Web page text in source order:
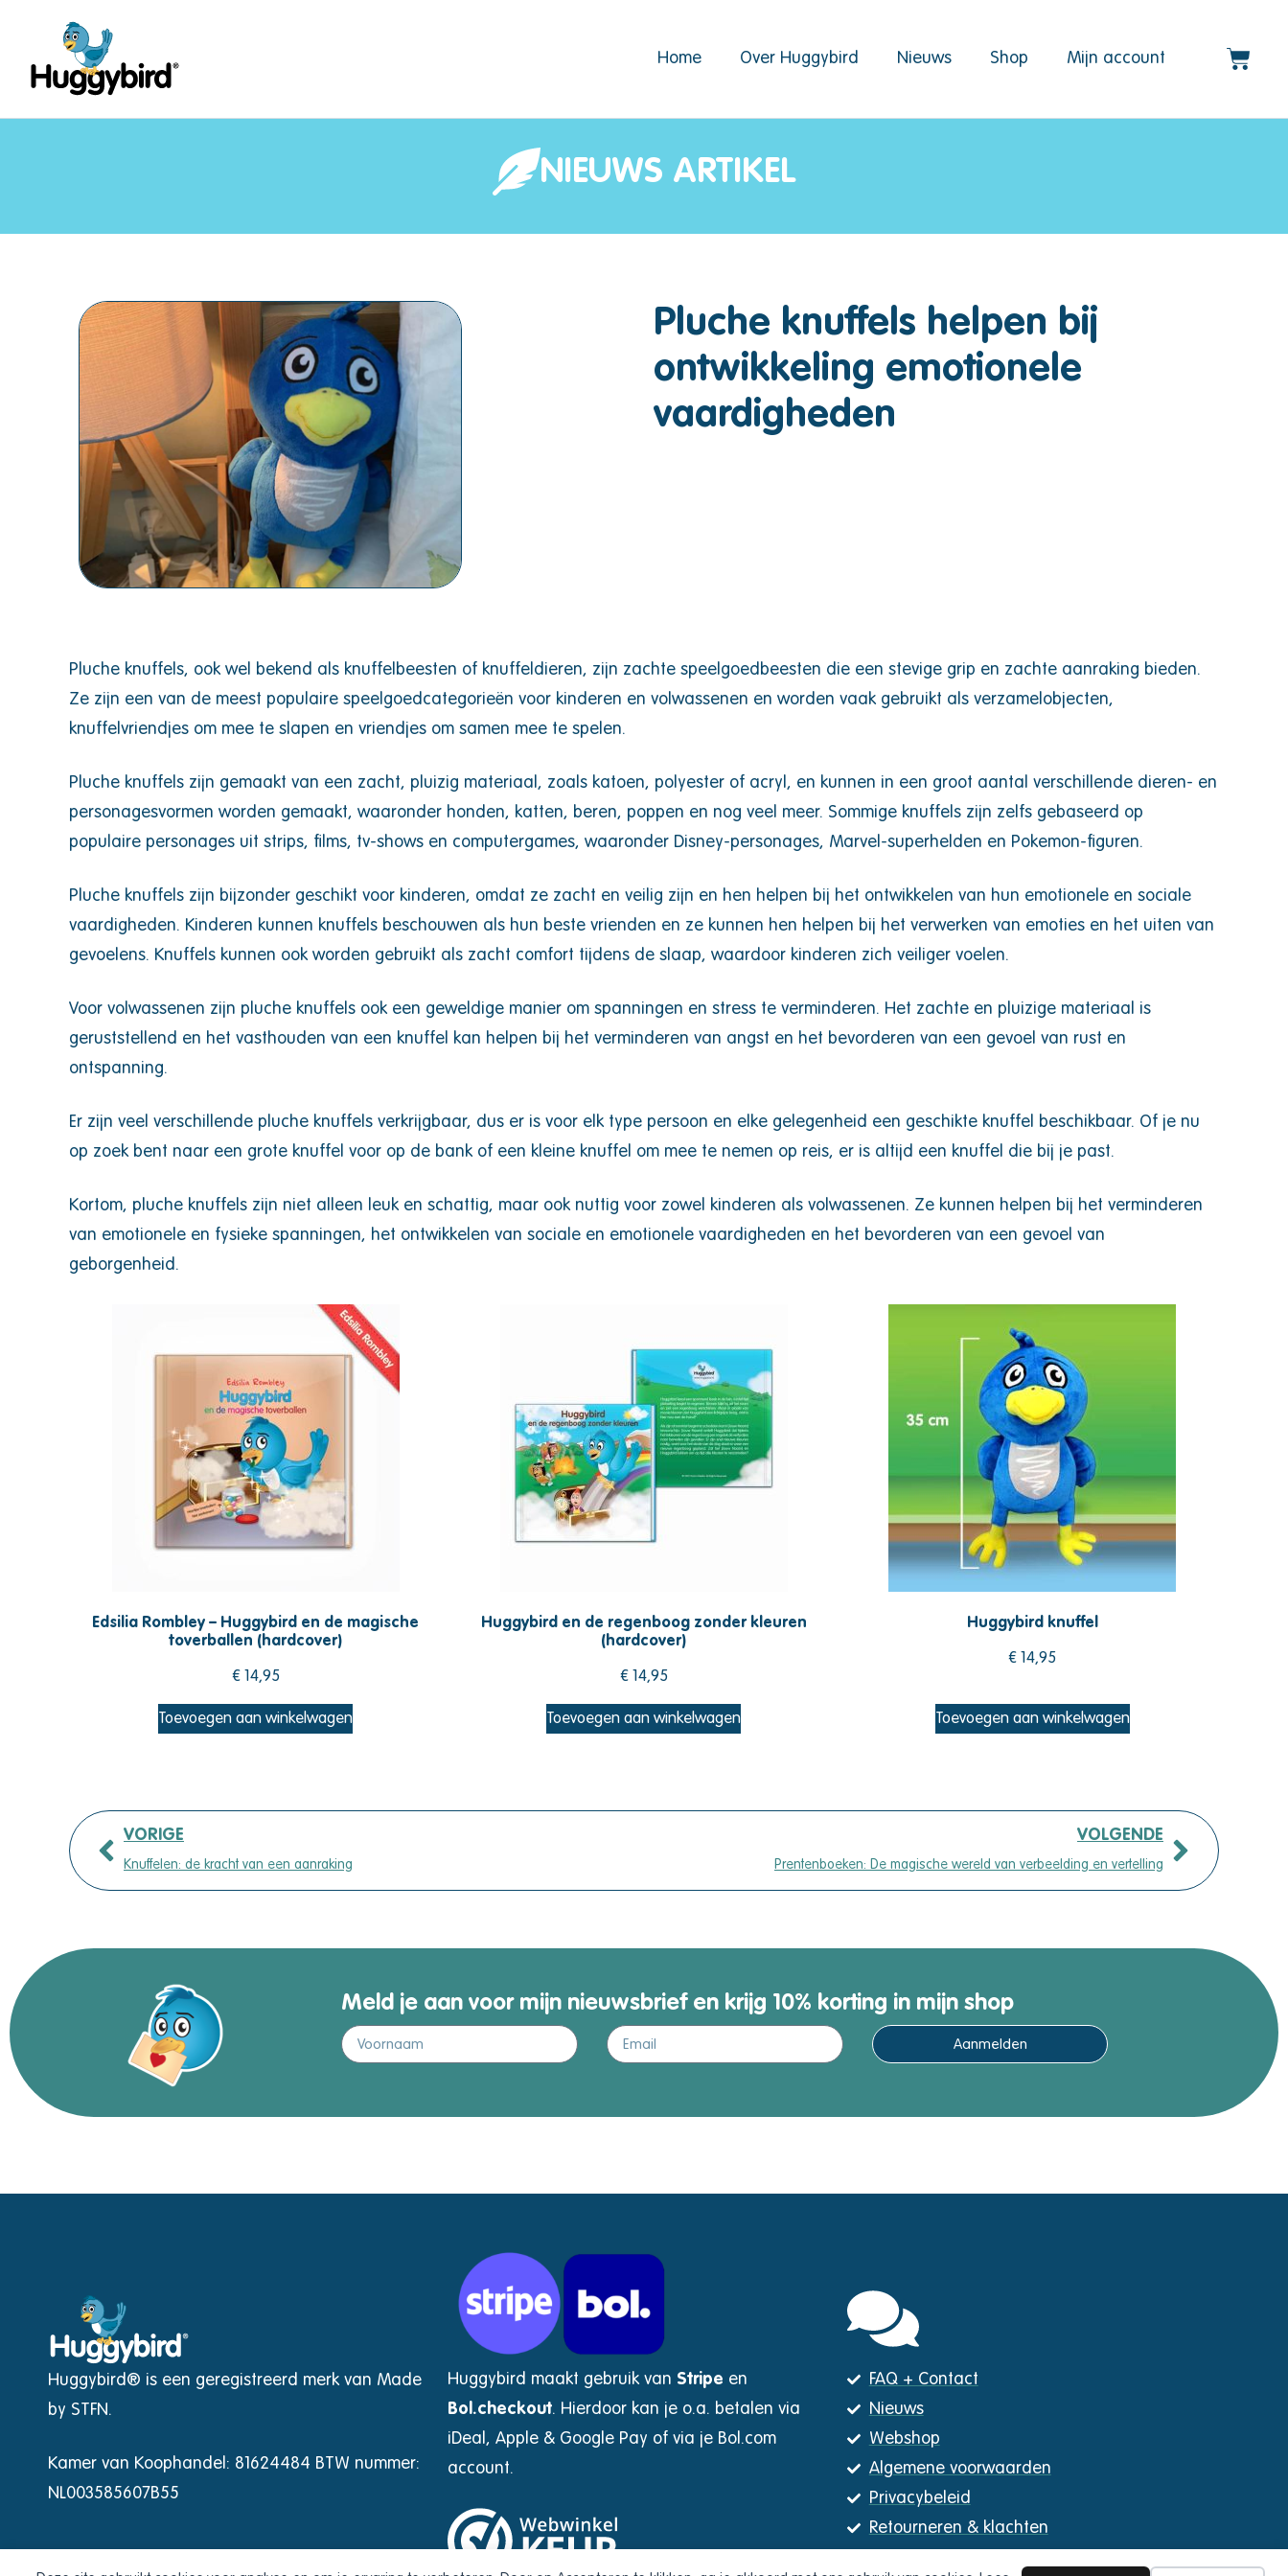
Home Over Huggybird Nieuws Shop Mijn account
NIEUWS ARTIKEL
Pluche knuffels helpen bij
ontwikkeling emotionele
vaardigheden
Pluche knuffels, ook wel bekend als knuffelbeesten of knuffeldieren, zijn zachte speelgoedbeesten die een stevige grip en zachte aanraking bieden.
Ze zijn een van de meest populaire speelgoedcategorieën voor kinderen en volwassenen en worden vaak gebruikt als verzamelobjecten,
knuffelvriendjes om mee te slapen en vriendjes om samen mee te spelen.
Pluche knuffels zijn gemaakt van een zacht, pluizig materiaal, zoals katoen, polyester of acryl, en kunnen in een groot aantal verschillende dieren- en
personagesvormen worden gemaakt, waaronder honden, katten, beren, poppen en nog veel meer. Sommige knuffels zijn zelfs gebaseerd op
populaire personages uit strips, films, tv-shows en computergames, waaronder Disney-personages, Marvel-superhelden en Pokemon-figuren.
Pluche knuffels zijn bijzonder geschikt voor kinderen, omdat ze zacht en veilig zijn en hen helpen bij het ontwikkelen van hun emotionele en sociale
vaardigheden. Kinderen kunnen knuffels beschouwen als hun beste vrienden en ze kunnen hen helpen bij het verwerken van emoties en het uiten van
gevoelens. Knuffels kunnen ook worden gebruikt als zacht comfort tijdens de slaap, waardoor kinderen zich veiliger voelen.
Voor volwassenen zijn pluche knuffels ook een geweldige manier om spanningen en stress te verminderen. Het zachte en pluizige materiaal is
geruststellend en het vasthouden van een knuffel kan helpen bij het verminderen van angst en het bevorderen van een gevoel van rust en
ontspanning.
Er zijn veel verschillende pluche knuffels verkrijgbaar, dus er is voor elk type persoon en elke gelegenheid een geschikte knuffel beschikbaar. Of je nu
op zoek bent naar een grote knuffel voor op de bank of een kleine knuffel om mee te nemen op reis, er is altijd een knuffel die bij je past.
Kortom, pluche knuffels zijn niet alleen leuk en schattig, maar ook nuttig voor zowel kinderen als volwassenen. Ze kunnen helpen bij het verminderen
van emotionele en fysieke spanningen, het ontwikkelen van sociale en emotionele vaardigheden en het bevorderen van een gevoel van
geborgenheid.
Edsilia Rombley – Huggybird en de magische
toverballen (hardcover)
€14,95
Toevoegen aan winkelwagen
Huggybird en de regenboog zonder kleuren
(hardcover)
€14,95
Toevoegen aan winkelwagen
Huggybird knuffel
€ 14,95
Toevoegen aan winkelwagen
VORIGE
Knuffelen: de kracht van een aanraking
VOLGENDE
Prentenboeken: De magische wereld van verbeelding en vertelling
Meld je aan voor mijn nieuwsbrief en krijg 10% korting in mijn shop
Aanmelden
Huggybird® is een geregistreerd merk van Made
by STFN.
Kamer van Koophandel: 81624484 BTW nummer:
NL003585607B55
Huggybird maakt gebruik van Stripe en
Bol.checkout. Hierdoor kan je o.a. betalen via
iDeal, Apple & Google Pay of via je Bol.com
account.
FAQ + Contact
Nieuws
Webshop
Algemene voorwaarden
Privacybeleid
Retourneren & klachten